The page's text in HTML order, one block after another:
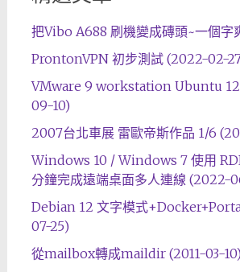
把Vibo A688 刷機變成磚頭~一個字
ProntonVPN 初步測試 (2022-02-
VMware 9 workstation Ubuntu
09-10)
2007台北車展 雷歐帝斯作品 1/6
Windows 10 / Windows 7 使用
分鐘完成遠端桌面多人連線 (2022-
Debian 12 文字模式
07-25)
從mailbox轉成maildir (2011-03-